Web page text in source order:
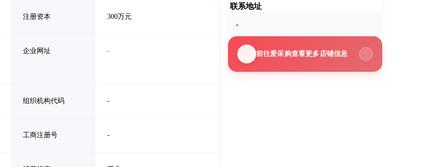
注册资本 300万元
企业网址 -
组织机构代码 -
工商注册号 -
联系地址
-
前往爱采购查看更多店铺信息